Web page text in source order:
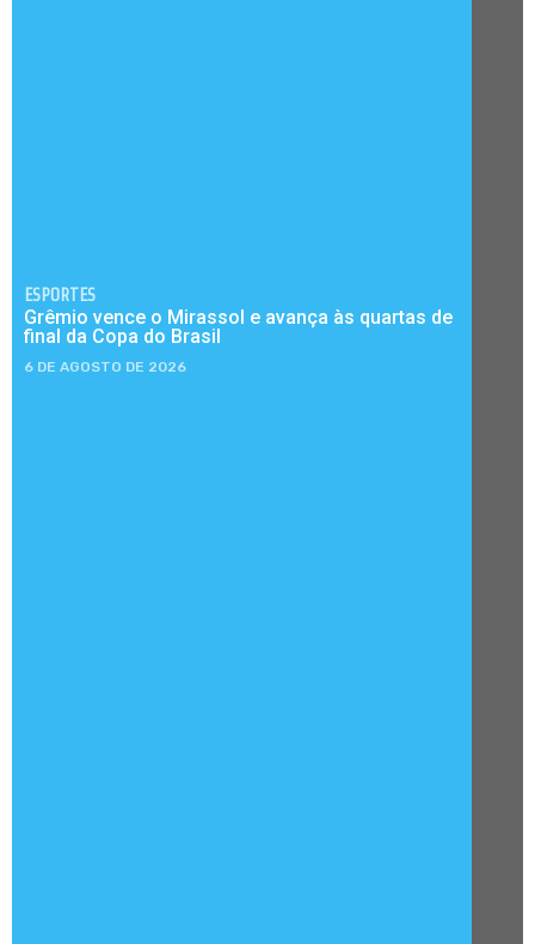
ESPORTES
Grêmio vence o Mirassol e avança às quartas de
final da Copa do Brasil
6 DE AGOSTO DE 2026